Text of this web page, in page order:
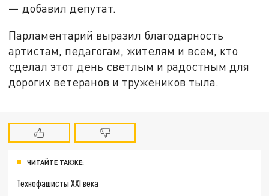
— добавил депутат.
Парламентарий выразил благодарность
артистам, педагогам, жителям и всем, кто
сделал этот день светлым и радостным для
дорогих ветеранов и тружеников тыла.
ЧИТАЙТЕ ТАКЖЕ:
Технофашисты XXI века